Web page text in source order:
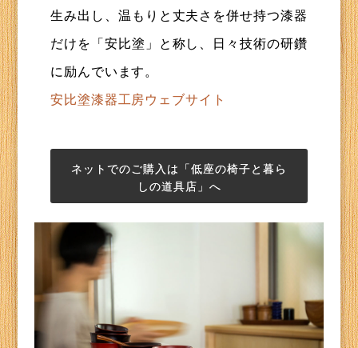
生み出し、温もりと丈夫さを併せ持つ漆器
だけを「安比塗」と称し、日々技術の研鑽
に励んでいます。
安比塗漆器工房ウェブサイト
ネットでのご購入は「低座の椅子と暮ら
しの道具店」へ